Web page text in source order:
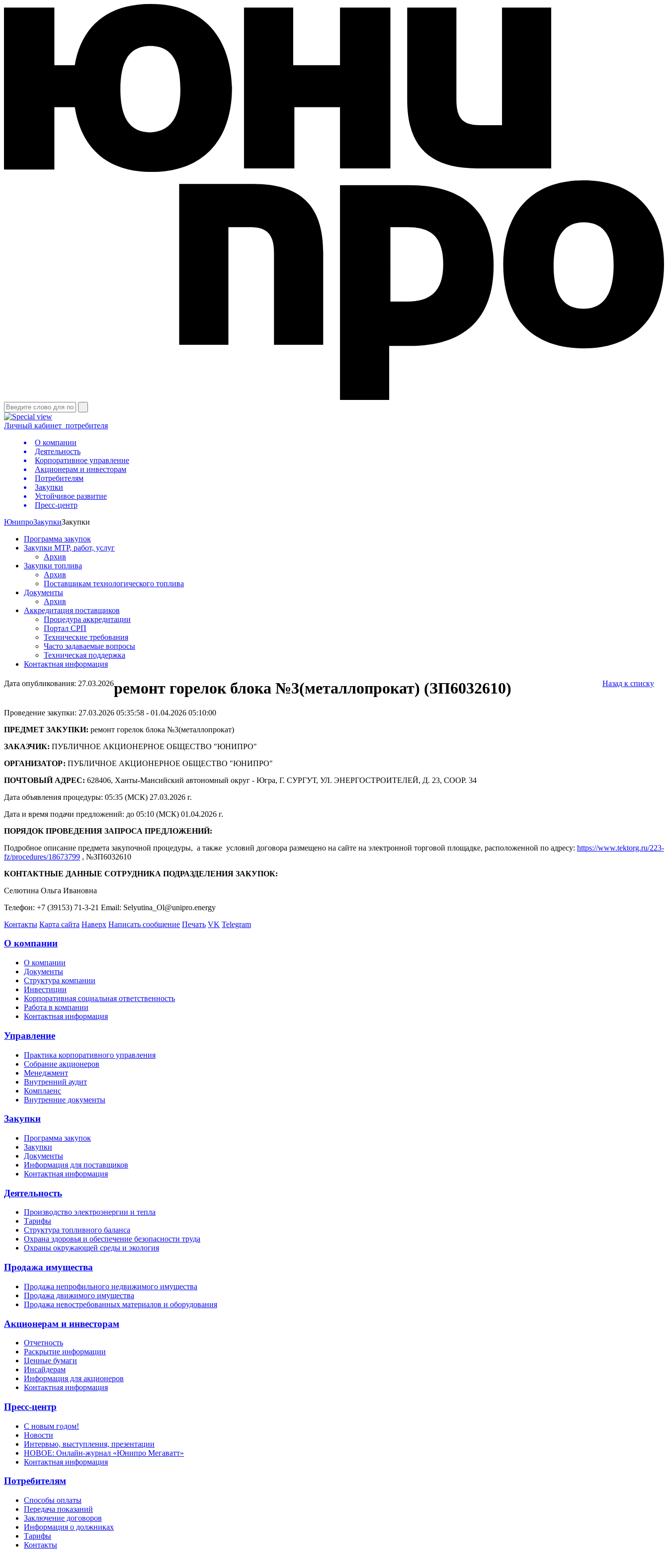
Личный кабинет потребителя
О компании
Деятельность
Корпоративное управление
Акционерам и инвесторам
Потребителям
Закупки
Устойчивое развитие
Пресс-центр
ЮнипроЗакупкиЗакупки
Программа закупок
Закупки МТР, работ, услуг
Архив
Закупки топлива
Архив
Поставщикам технологического топлива
Документы
Архив
Аккредитация поставщиков
Процедура аккредитации
Портал СРП
Технические требования
Часто задаваемые вопросы
Техническая поддержка
Контактная информация
Дата опубликования: 27.03.2026 Назад к списку
ремонт горелок блока №3(металлопрокат) (ЗП6032610)
Проведение закупки: 27.03.2026 05:35:58 - 01.04.2026 05:10:00
ПРЕДМЕТ ЗАКУПКИ: ремонт горелок блока №3(металлопрокат)
ЗАКАЗЧИК: ПУБЛИЧНОЕ АКЦИОНЕРНОЕ ОБЩЕСТВО "ЮНИПРО"
ОРГАНИЗАТОР: ПУБЛИЧНОЕ АКЦИОНЕРНОЕ ОБЩЕСТВО "ЮНИПРО"
ПОЧТОВЫЙ АДРЕС: 628406, Ханты-Мансийский автономный округ - Югра, Г. СУРГУТ, УЛ. ЭНЕРГОСТРОИТЕЛЕЙ, Д. 23, СООР. 34
Дата объявления процедуры: 05:35 (МСК) 27.03.2026 г.
Дата и время подачи предложений: до 05:10 (МСК) 01.04.2026 г.
ПОРЯДОК ПРОВЕДЕНИЯ ЗАПРОСА ПРЕДЛОЖЕНИЙ:
Подробное описание предмета закупочной процедуры, а также условий договора размещено на сайте на электронной торговой площадке, расположенной по адресу: https://www.tektorg.ru/223-
fz/procedures/18673799 , №ЗП6032610
КОНТАКТНЫЕ ДАННЫЕ СОТРУДНИКА ПОДРАЗДЕЛЕНИЯ ЗАКУПОК:
Селютина Ольга Ивановна
Телефон: +7 (39153) 71-3-21 Email: Selyutina_Ol@unipro.energy
Контакты Карта сайта Наверх Написать сообщение Печать VK Telegram
О компании
О компании
Документы
Структура компании
Инвестиции
Корпоративная социальная ответственность
Работа в компании
Контактная информация
Управление
Практика корпоративного управления
Собрание акционеров
Менеджмент
Внутренний аудит
Комплаенс
Внутренние документы
Закупки
Программа закупок
Закупки
Документы
Информация для поставщиков
Контактная информация
Деятельность
Производство электроэнергии и тепла
Тарифы
Структура топливного баланса
Охрана здоровья и обеспечение безопасности труда
Охраны окружающей среды и экология
Продажа имущества
Продажа непрофильного недвижимого имущества
Продажа движимого имущества
Продажа невостребованных материалов и оборудования
Акционерам и инвесторам
Отчетность
Раскрытие информации
Ценные бумаги
Инсайдерам
Информация для акционеров
Контактная информация
Пресс-центр
С новым годом!
Новости
Интервью, выступления, презентации
НОВОЕ: Онлайн-журнал «Юнипро Мегаватт»
Контактная информация
Потребителям
Способы оплаты
Передача показаний
Заключение договоров
Информация о должниках
Тарифы
Контакты